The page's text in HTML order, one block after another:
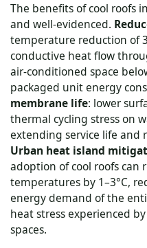
The benefits of cool roofs
and well-evidenced.
temperature reduction of
conductive heat flow
air-conditioned space
packaged unit energy
membrane life: lower
thermal cycling stress on
extending service life and
Urban heat island
adoption of cool roofs can
temperatures by 1–3°C,
energy demand of the
heat stress experienced
spaces.